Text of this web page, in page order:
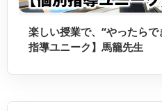
楽しい授業で、“やったら
指導ユニーク】馬籠先生